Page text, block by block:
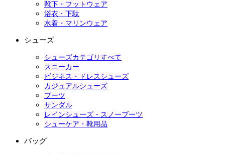
靴下・フットウェア
浴衣・下駄
水着・マリンウェア
シューズ
シューズカテゴリすべて
スニーカー
ビジネス・ドレスシューズ
カジュアルシューズ
ブーツ
サンダル
レインシューズ・スノーブーツ
シューケア・靴用品
バッグ